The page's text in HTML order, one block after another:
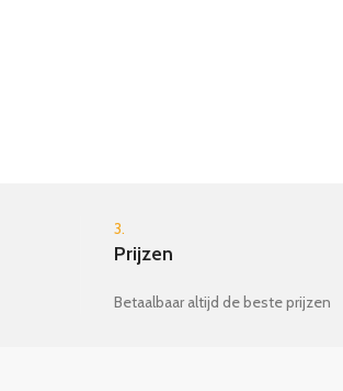
3.
Prijzen
Betaalbaar altijd de beste prijzen